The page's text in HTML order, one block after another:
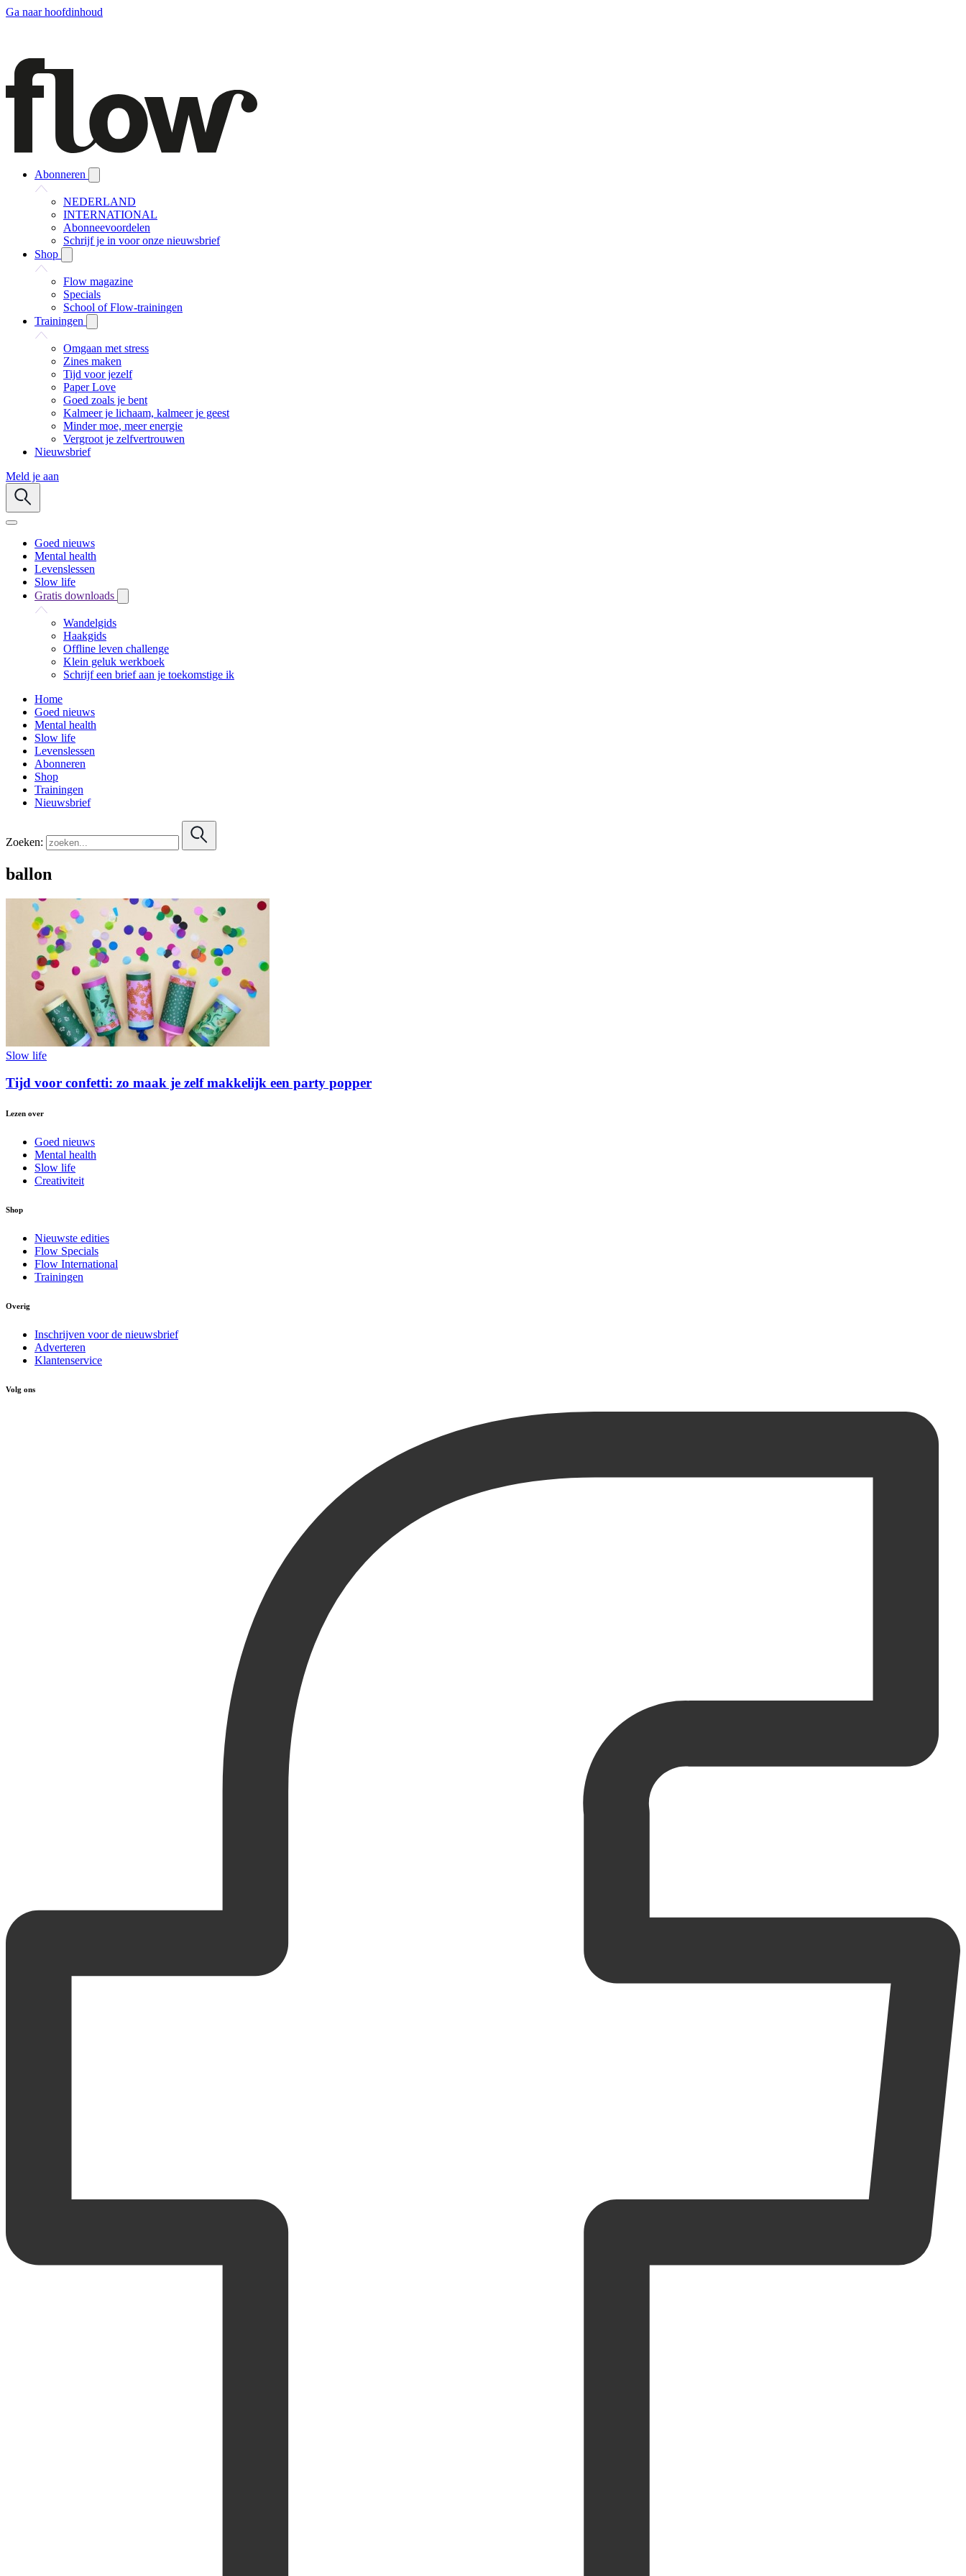
Ga naar hoofdinhoud
Abonneren
NEDERLAND
INTERNATIONAL
Abonneevoordelen
Schrijf je in voor onze nieuwsbrief
Shop
Flow magazine
Specials
School of Flow-trainingen
Trainingen
Omgaan met stress
Zines maken
Tijd voor jezelf
Paper Love
Goed zoals je bent
Kalmeer je lichaam, kalmeer je geest
Minder moe, meer energie
Vergroot je zelfvertrouwen
Nieuwsbrief
Meld je aan
Goed nieuws
Mental health
Levenslessen
Slow life
Gratis downloads
Wandelgids
Haakgids
Offline leven challenge
Klein geluk werkboek
Schrijf een brief aan je toekomstige ik
Home
Goed nieuws
Mental health
Slow life
Levenslessen
Abonneren
Shop
Trainingen
Nieuwsbrief
Zoeken:
ballon
Slow life
Tijd voor confetti: zo maak je zelf makkelijk een party popper
Lezen over
Goed nieuws
Mental health
Slow life
Creativiteit
Shop
Nieuwste edities
Flow Specials
Flow International
Trainingen
Overig
Inschrijven voor de nieuwsbrief
Adverteren
Klantenservice
Volg ons